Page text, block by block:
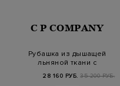
C P COMPANY
Рубашка из дышащей
льняной ткани с
контрастным
логотип…
28 160 РУБ. 35 200 РУБ.